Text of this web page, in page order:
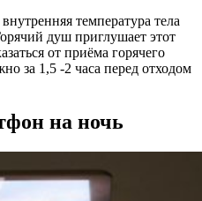
температура тела
душ приглушает этот
от приёма горячего
за 1,5 -2 часа перед отходом
на ночь